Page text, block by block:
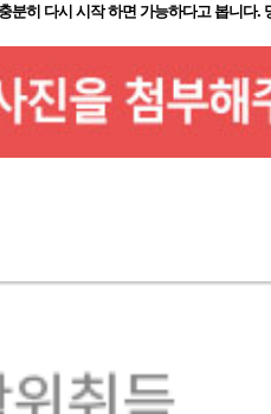
히 다시 시작 하면 가능하다고 봅니다